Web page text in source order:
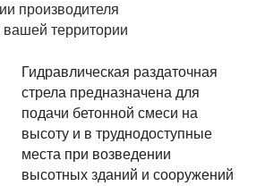
производителя
территории
Гидравлическая раздаточная
стрела предназначена для
подачи бетонной смеси на
высоту и в труднодоступные
места при возведении
высотных зданий и сооружений